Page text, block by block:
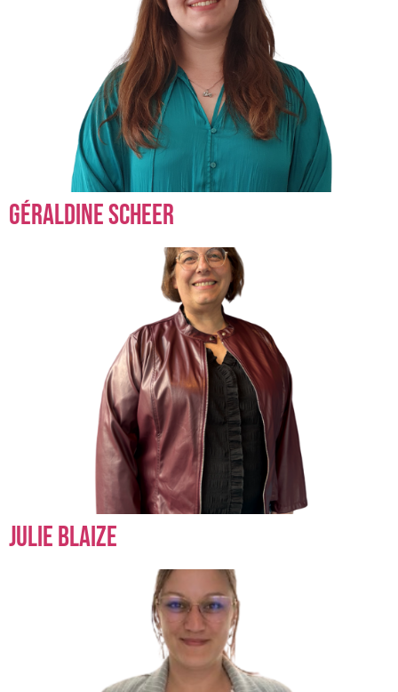
Géraldine Scheer
Julie Blaize